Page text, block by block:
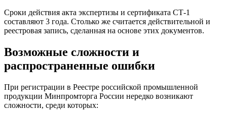
Сроки действия акта экспертизы и сертификата СТ-1
составляют 3 года. Столько же считается действительной и
реестровая запись, сделанная на основе этих документов.
Возможные сложности и
распространенные ошибки
При регистрации в Реестре российской промышленной
продукции Минпромторга России нередко возникают
сложности, среди которых: